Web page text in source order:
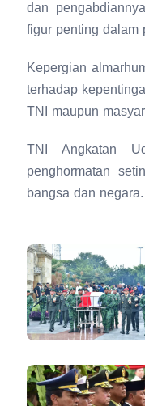
dan
figur penting dalam
Kepergian
terhadap
TNI maupun
TNI Angkatan
penghormatan
bangsa dan negara.